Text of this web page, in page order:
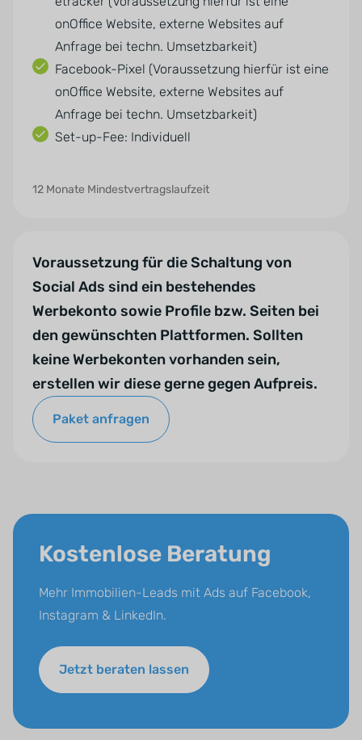
onOffice Website, externe Websites auf
Anfrage bei techn. Umsetzbarkeit)
Facebook-Pixel (Voraussetzung hierfür ist eine
onOffice Website, externe Websites auf
Anfrage bei techn. Umsetzbarkeit)
Set-up-Fee: Individuell
12 Monate Mindestvertragslaufzeit
Voraussetzung für die Schaltung von
Social Ads sind ein bestehendes
Werbekonto sowie Profile bzw. Seiten bei
den gewünschten Plattformen. Sollten
keine Werbekonten vorhanden sein,
erstellen wir diese gerne gegen Aufpreis.
Paket anfragen
Kostenlose Beratung
Mehr Immobilien-Leads mit Ads auf Facebook,
Instagram & LinkedIn.
Jetzt beraten lassen